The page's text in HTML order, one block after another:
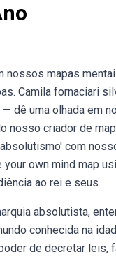
mapas
Camila fornaciari
dê uma olhada em
nosso criador de
com
own mind map
ao rei e seus.
absolutista,
conhecida na
de decretar leis,